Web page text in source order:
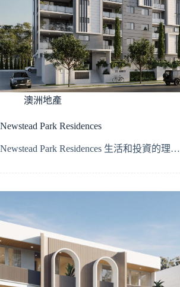
澳洲地產
Newstead Park Residences
Newstead Park Residences 生活和投資的理…